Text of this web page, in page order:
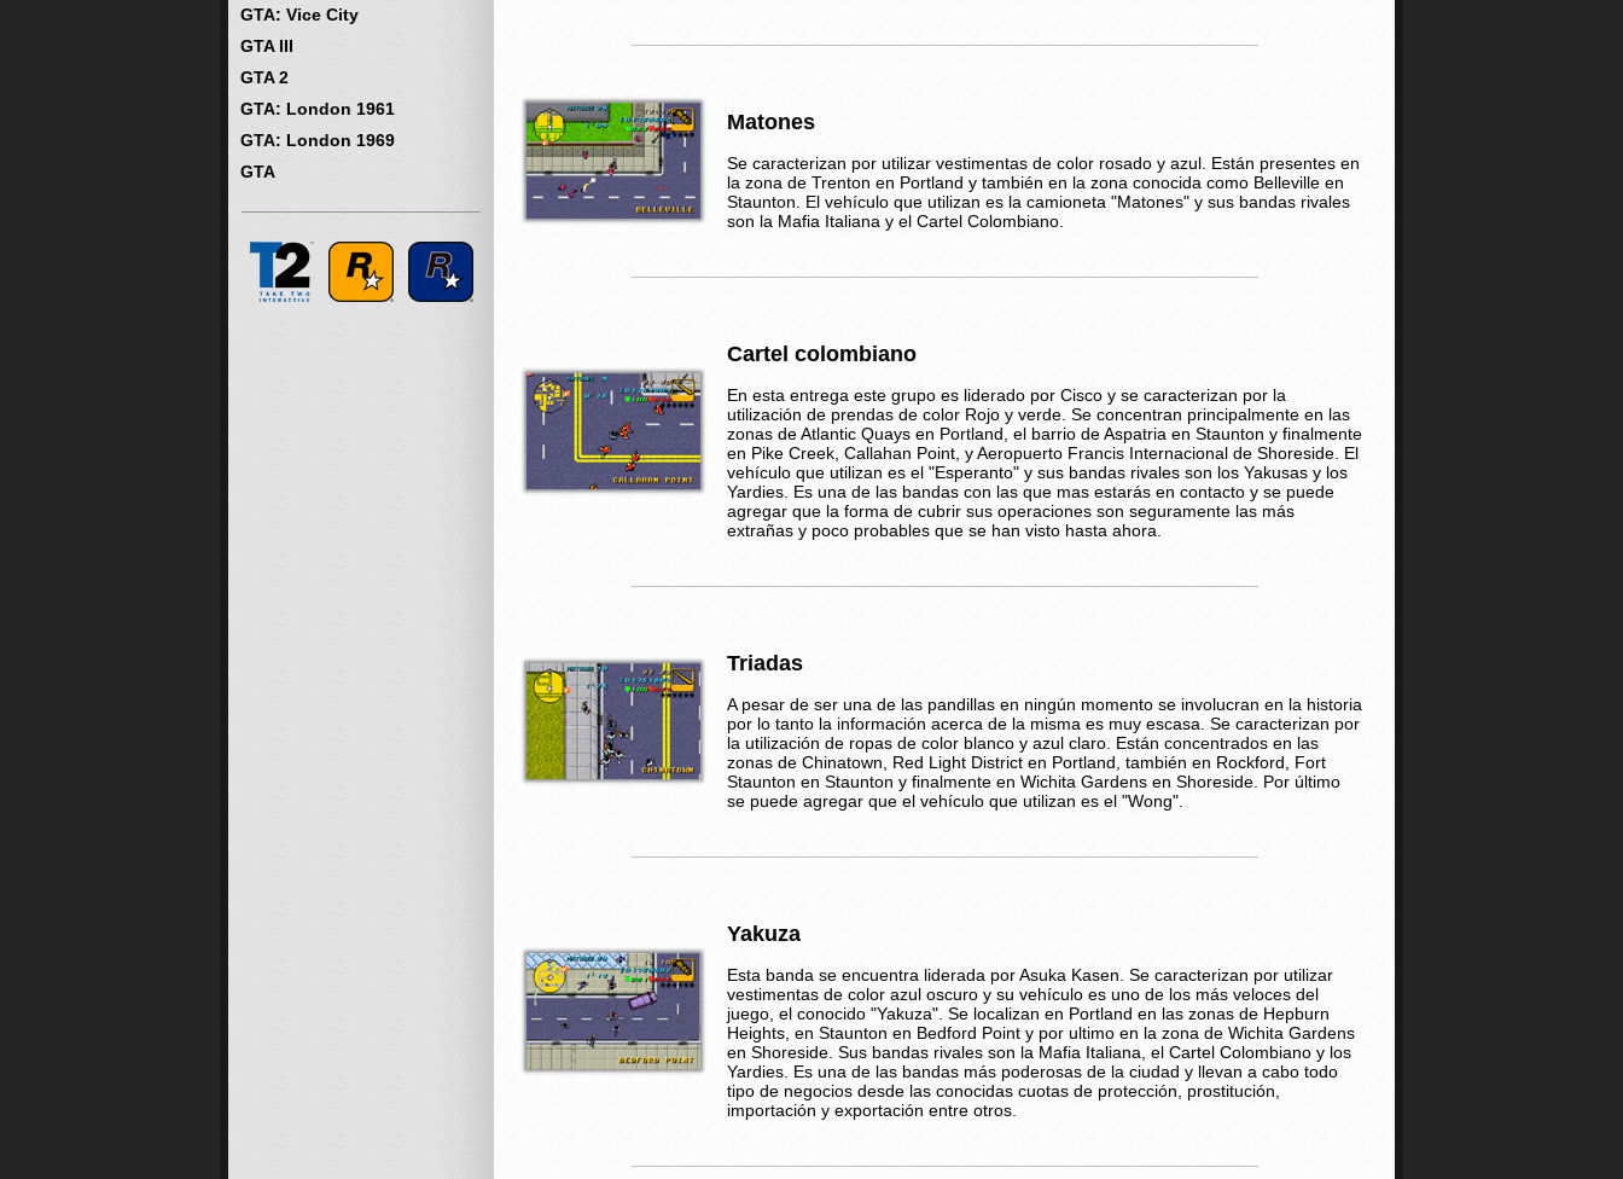
GTA: Vice City
GTA III
GTA 2
GTA: London 1961
GTA: London 1969
GTA
Matones
Se caracterizan por utilizar vestimentas de color rosado y azul. Están presentes en
la zona de Trenton en Portland y también en la zona conocida como Belleville en
Staunton. El vehículo que utilizan es la camioneta "Matones" y sus bandas rivales
son la Mafia Italiana y el Cartel Colombiano.
Cartel colombiano
En esta entrega este grupo es liderado por Cisco y se caracterizan por la
utilización de prendas de color Rojo y verde. Se concentran principalmente en las
zonas de Atlantic Quays en Portland, el barrio de Aspatria en Staunton y finalmente
en Pike Creek, Callahan Point, y Aeropuerto Francis Internacional de Shoreside. El
vehículo que utilizan es el "Esperanto" y sus bandas rivales son los Yakusas y los
Yardies. Es una de las bandas con las que mas estarás en contacto y se puede
agregar que la forma de cubrir sus operaciones son seguramente las más
extrañas y poco probables que se han visto hasta ahora.
Triadas
A pesar de ser una de las pandillas en ningún momento se involucran en la historia
por lo tanto la información acerca de la misma es muy escasa. Se caracterizan por
la utilización de ropas de color blanco y azul claro. Están concentrados en las
zonas de Chinatown, Red Light District en Portland, también en Rockford, Fort
Staunton en Staunton y finalmente en Wichita Gardens en Shoreside. Por último
se puede agregar que el vehículo que utilizan es el "Wong".
Yakuza
Esta banda se encuentra liderada por Asuka Kasen. Se caracterizan por utilizar
vestimentas de color azul oscuro y su vehículo es uno de los más veloces del
juego, el conocido "Yakuza". Se localizan en Portland en las zonas de Hepburn
Heights, en Staunton en Bedford Point y por ultimo en la zona de Wichita Gardens
en Shoreside. Sus bandas rivales son la Mafia Italiana, el Cartel Colombiano y los
Yardies. Es una de las bandas más poderosas de la ciudad y llevan a cabo todo
tipo de negocios desde las conocidas cuotas de protección, prostitución,
importación y exportación entre otros.